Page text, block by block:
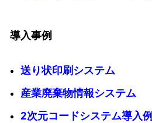
導入事例
送り状印刷システム
産業廃棄物情報システム
2次元コードシステム導入例